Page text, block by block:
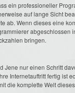
ein professioneller
auf lange Sicht
ab. Wenn dieses eine
bringen.
Jene nur einen Schritt
Internetauftritt fertig ist
die komplette Welt